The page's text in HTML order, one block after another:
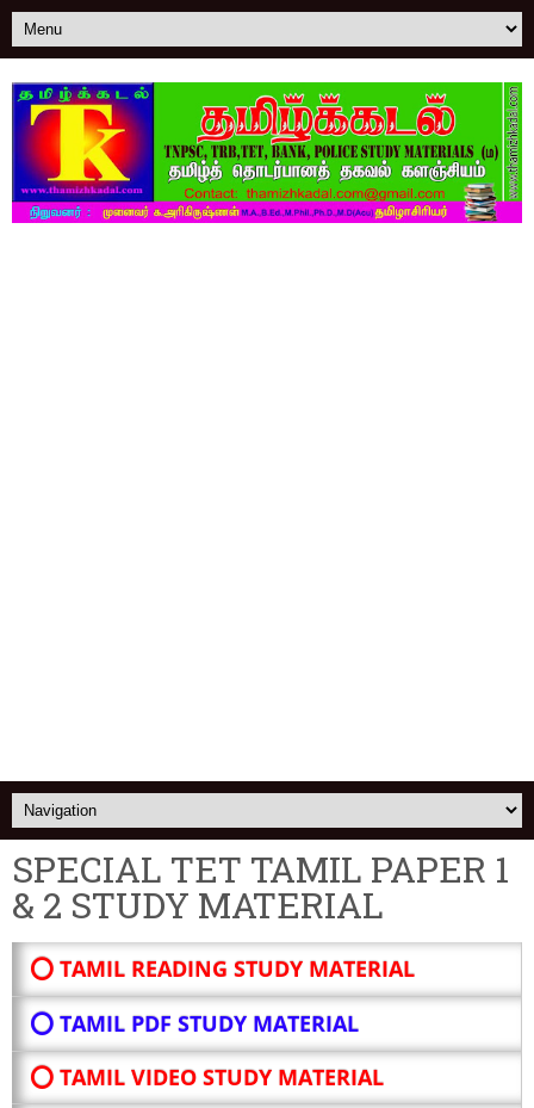
SPECIAL TET TAMIL PAPER 1
& 2 STUDY MATERIAL
⭕ TAMIL READING STUDY MATERIAL
⭕ TAMIL PDF STUDY MATERIAL
⭕ TAMIL VIDEO STUDY MATERIAL